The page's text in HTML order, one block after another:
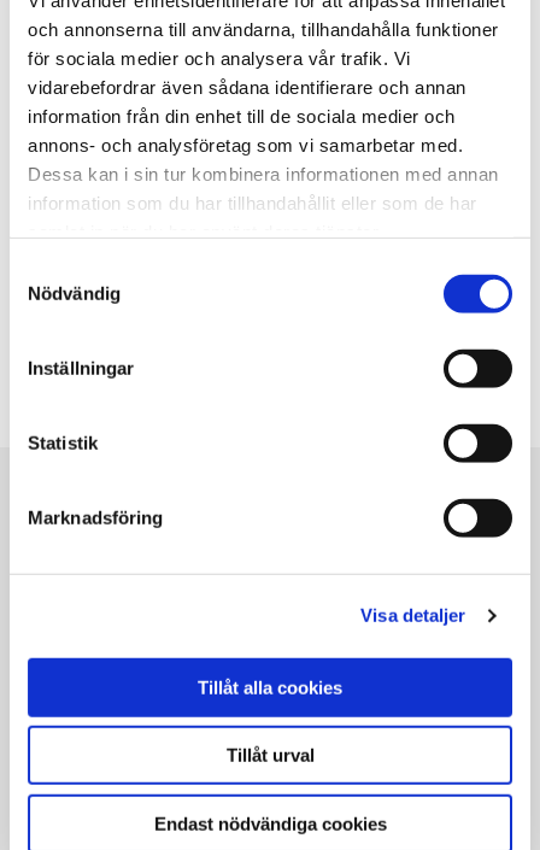
och annonserna till användarna, tillhandahålla funktioner
för sociala medier och analysera vår trafik. Vi
vidarebefordrar även sådana identifierare och annan
information från din enhet till de sociala medier och
annons- och analysföretag som vi samarbetar med.
Dessa kan i sin tur kombinera informationen med annan
information som du har tillhandahållit eller som de har
Nödvändig
Inställningar
Statistik
Marknadsföring
Visa detaljer
Tillåt alla cookies
Tillåt urval
Endast nödvändiga cookies
LÄS OM JOSEFSSONS JORDVÄRME
Jordvärme har väldigt många fördelar men alla värmesystem
har förstås även några nackdelar och jordvärme är inget
undantag. Här hittar du en lista som kan vara bra att ha som
beslutsunderlag.
FÖRDELAR OCH NACKDELAR